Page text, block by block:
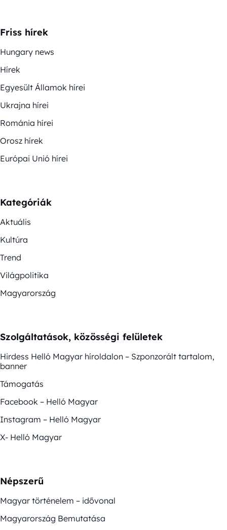
Friss hírek
Hungary news
Hírek
Egyesült Államok hírei
Ukrajna hírei
Románia hírei
Orosz hírek
Európai Unió hírei
Kategóriák
Aktuális
Kultúra
Trend
Világpolitika
Magyarország
Szolgáltatások, közösségi felületek
Hirdess Helló Magyar híroldalon – Szponzorált tartalom,
banner
Támogatás
Facebook – Helló Magyar
Instagram – Helló Magyar
X- Helló Magyar
Népszerű
Magyar történelem – idővonal
Magyarország Bemutatása